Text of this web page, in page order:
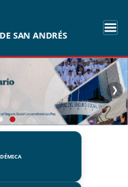
SAN ANDRÉS
❯